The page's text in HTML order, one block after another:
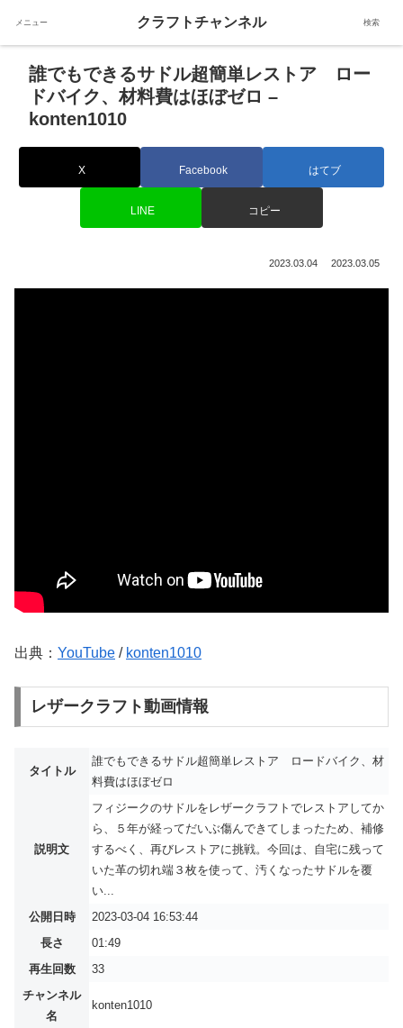
誰でもできるサドル超簡単レストア ロー
ドバイク、材料費はほぼゼロ –
konten1010
X Facebook はてブ
LINE コピー
2023.03.04 2023.03.05
出典： YouTube / konten1010
レザークラフト動画情報
タイトル
誰でもできるサドル超簡単レストア ロードバイク、材
料費はほぼゼロ
説明文
フィジークのサドルをレザークラフトでレストアしてか
ら、５年が経ってだいぶ傷んできてしまったため、補修
するべく、再びレストアに挑戦。今回は、自宅に残って
いた革の切れ端３枚を使って、汚くなったサドルを覆
い...
公開日時
2023-03-04 16:53:44
長さ
01:49
再生回数
33
チャンネル
名
konten1010
メニュー クラフトチャンネル 検索